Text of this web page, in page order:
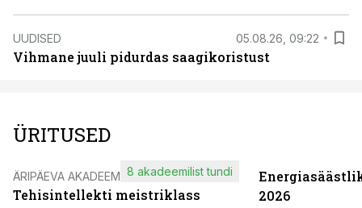
UUDISED 05.08.26, 09:22
Vihmane juuli pidurdas saagikoristust
ÜRITUSED
ÄRIPÄEVA AKADEEMIA
Tehisintellekti meistriklass
8 akadeemilist tundi
2026